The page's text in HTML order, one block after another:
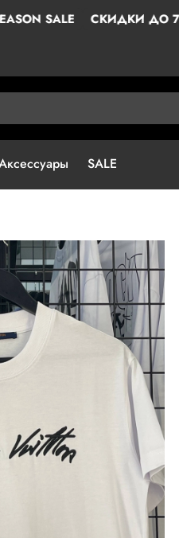
SALE СКИДКИ ДО 70%
SALE